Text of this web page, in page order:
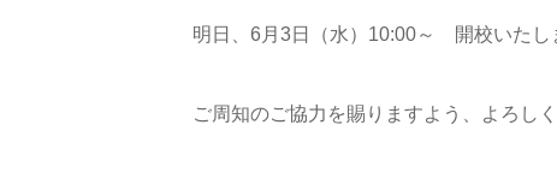
明日、6月3日（水）10:00～ 開校いたし
ご周知のご協力を賜りますよう、よろし